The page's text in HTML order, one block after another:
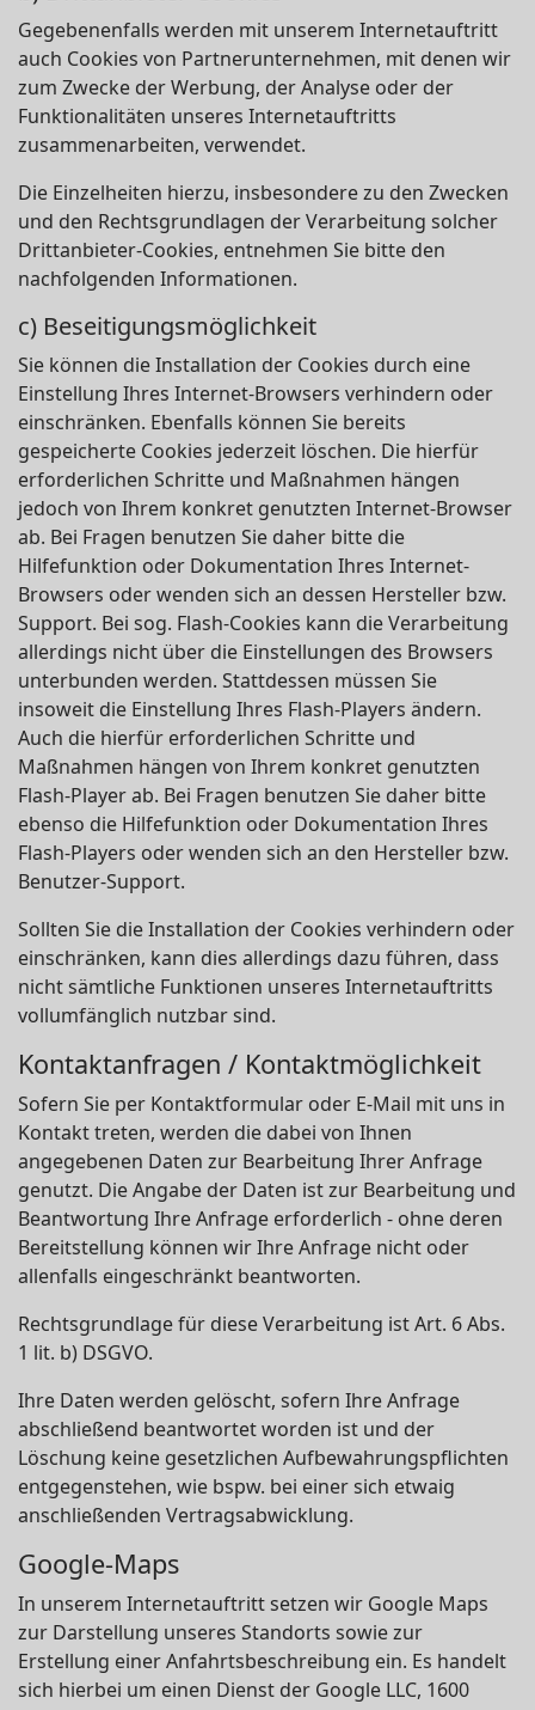
Gegebenenfalls werden mit unserem Internetauftritt
auch Cookies von Partnerunternehmen, mit denen wir
zum Zwecke der Werbung, der Analyse oder der
Funktionalitäten unseres Internetauftritts
zusammenarbeiten, verwendet.
Die Einzelheiten hierzu, insbesondere zu den Zwecken
und den Rechtsgrundlagen der Verarbeitung solcher
Drittanbieter-Cookies, entnehmen Sie bitte den
nachfolgenden Informationen.
c) Beseitigungsmöglichkeit
Sie können die Installation der Cookies durch eine
Einstellung Ihres Internet-Browsers verhindern oder
einschränken. Ebenfalls können Sie bereits
gespeicherte Cookies jederzeit löschen. Die hierfür
erforderlichen Schritte und Maßnahmen hängen
jedoch von Ihrem konkret genutzten Internet-Browser
ab. Bei Fragen benutzen Sie daher bitte die
Hilfefunktion oder Dokumentation Ihres Internet-
Browsers oder wenden sich an dessen Hersteller bzw.
Support. Bei sog. Flash-Cookies kann die Verarbeitung
allerdings nicht über die Einstellungen des Browsers
unterbunden werden. Stattdessen müssen Sie
insoweit die Einstellung Ihres Flash-Players ändern.
Auch die hierfür erforderlichen Schritte und
Maßnahmen hängen von Ihrem konkret genutzten
Flash-Player ab. Bei Fragen benutzen Sie daher bitte
ebenso die Hilfefunktion oder Dokumentation Ihres
Flash-Players oder wenden sich an den Hersteller bzw.
Benutzer-Support.
Sollten Sie die Installation der Cookies verhindern oder
einschränken, kann dies allerdings dazu führen, dass
nicht sämtliche Funktionen unseres Internetauftritts
vollumfänglich nutzbar sind.
Kontaktanfragen / Kontaktmöglichkeit
Sofern Sie per Kontaktformular oder E-Mail mit uns in
Kontakt treten, werden die dabei von Ihnen
angegebenen Daten zur Bearbeitung Ihrer Anfrage
genutzt. Die Angabe der Daten ist zur Bearbeitung und
Beantwortung Ihre Anfrage erforderlich - ohne deren
Bereitstellung können wir Ihre Anfrage nicht oder
allenfalls eingeschränkt beantworten.
Rechtsgrundlage für diese Verarbeitung ist Art. 6 Abs.
1 lit. b) DSGVO.
Ihre Daten werden gelöscht, sofern Ihre Anfrage
abschließend beantwortet worden ist und der
Löschung keine gesetzlichen Aufbewahrungspflichten
entgegenstehen, wie bspw. bei einer sich etwaig
anschließenden Vertragsabwicklung.
Google-Maps
In unserem Internetauftritt setzen wir Google Maps
zur Darstellung unseres Standorts sowie zur
Erstellung einer Anfahrtsbeschreibung ein. Es handelt
sich hierbei um einen Dienst der Google LLC, 1600